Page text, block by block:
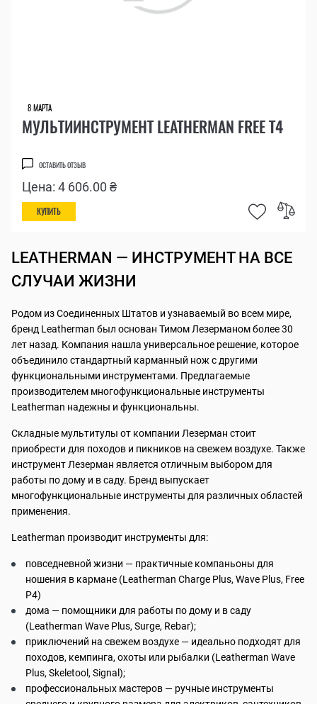
8 МАРТА
МУЛЬТИИНСТРУМЕНТ LEATHERMAN FREE T4
ОСТАВИТЬ ОТЗЫВ
Цена: 4 606.00 ₴
КУПИТЬ
LEATHERMAN — ИНСТРУМЕНТ НА ВСЕ
СЛУЧАИ ЖИЗНИ
Родом из Соединенных Штатов и узнаваемый во всем мире,
бренд Leatherman был основан Тимом Лезерманом более 30
лет назад. Компания нашла универсальное решение, которое
объединило стандартный карманный нож с другими
функциональными инструментами. Предлагаемые
производителем многофункциональные инструменты
Leatherman надежны и функциональны.
Складные мультитулы от компании Лезерман стоит
приобрести для походов и пикников на свежем воздухе. Также
инструмент Лезерман является отличным выбором для
работы по дому и в саду. Бренд выпускает
многофункциональные инструменты для различных областей
применения.
Leatherman производит инструменты для:
повседневной жизни — практичные компаньоны для
ношения в кармане (Leatherman Charge Plus, Wave Plus, Free
P4)
дома — помощники для работы по дому и в саду
(Leatherman Wave Plus, Surge, Rebar);
приключений на свежем воздухе — идеально подходят для
походов, кемпинга, охоты или рыбалки (Leatherman Wave
Plus, Skeletool, Signal);
профессиональных мастеров — ручные инструменты